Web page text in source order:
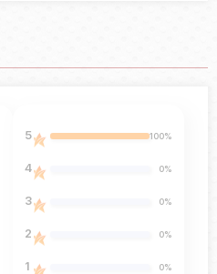
5 100%
4 0%
3 0%
2 0%
1 0%